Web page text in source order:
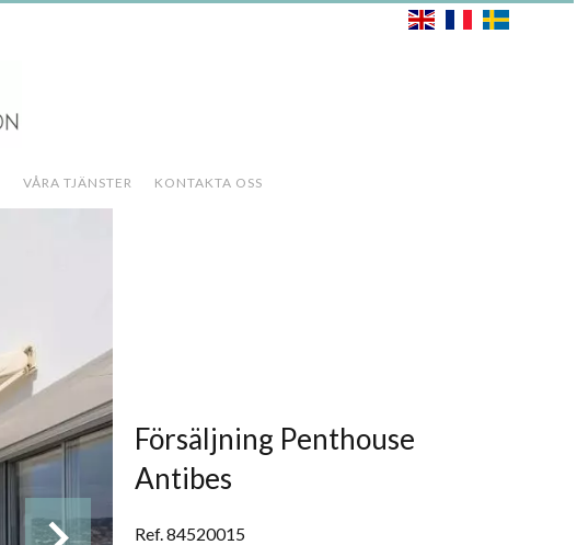
VÅRA TJÄNSTER KONTAKTA OSS
Försäljning Penthouse
Antibes
Ref. 84520015